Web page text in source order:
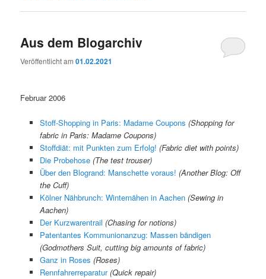
Aus dem Blogarchiv
Veröffentlicht am01.02.2021
Februar 2006
Stoff-Shopping in Paris: Madame Coupons (Shopping for
fabric in Paris: Madame Coupons)
Stoffdiät: mit Punkten zum Erfolg! (Fabric diet with points)
Die Probehose (The test trouser)
Über den Blogrand: Manschette voraus! (Another Blog: Off
the Cuff)
Kölner Nähbrunch: Winternähen in Aachen (Sewing in
Aachen)
Der Kurzwarentrail (Chasing for notions)
Patentantes Kommunionanzug: Massen bändigen
(Godmothers Suit, cutting big amounts of fabric)
Ganz in Roses (Roses)
Rennfahrerreparatur (Quick repair)